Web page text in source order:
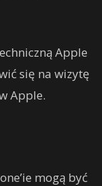
Apple
się na wizytę
Apple.
mogą być